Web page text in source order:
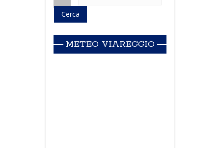
METEO VIAREGGIO